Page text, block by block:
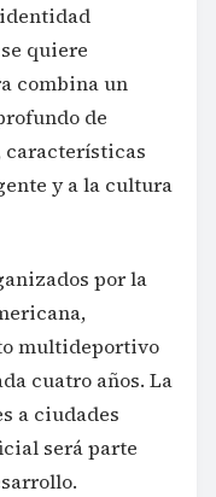
quiere
combina un
de
características
y a la cultura
por la
multideportivo
cuatro años. La
a ciudades
será parte